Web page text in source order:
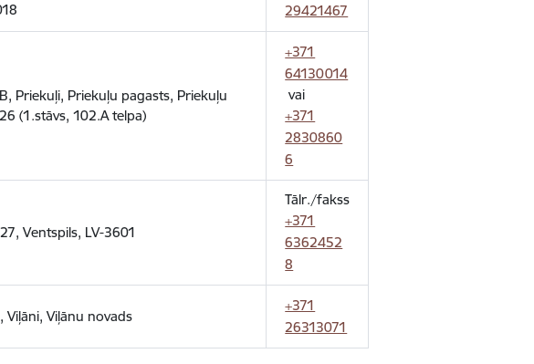
29421467
Priekuļi, Priekuļu pagasts, Priekuļu
(1.stāvs, 102.A telpa)
+371
64130014
vai
+371
2830860
6
Ventspils, LV-3601
Tālr./fakss
+371
6362452
8
Viļāni, Viļānu novads
+371
26313071